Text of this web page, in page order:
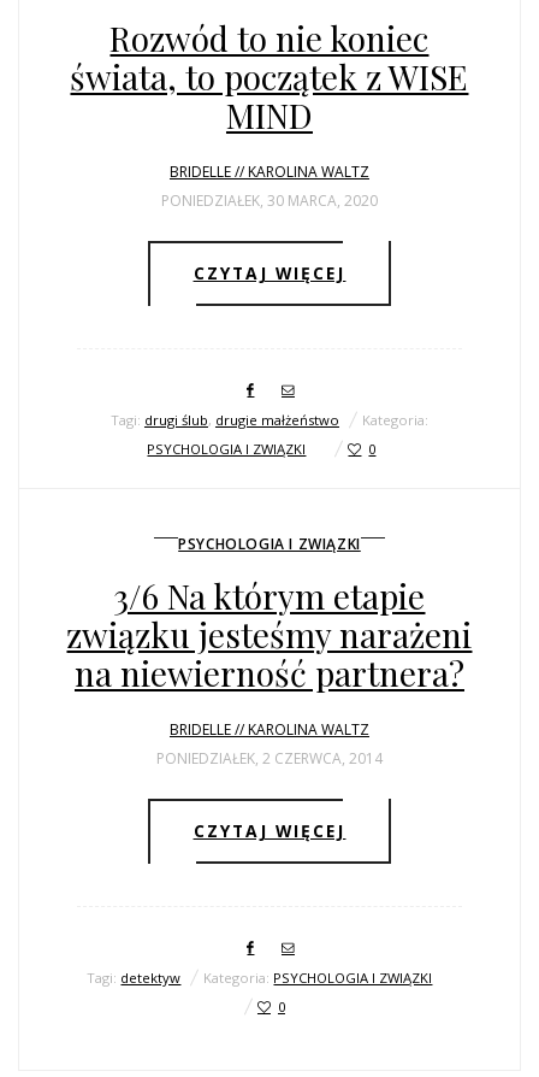
Rozwód to nie koniec
świata, to początek z WISE
MIND
BRIDELLE // KAROLINA WALTZ
PONIEDZIAŁEK, 30 MARCA, 2020
CZYTAJ WIĘCEJ
Tagi: drugi ślub, drugie małżeństwo
Kategoria:
PSYCHOLOGIA I ZWIĄZKI
0
PSYCHOLOGIA I ZWIĄZKI
3/6 Na którym etapie
związku jesteśmy narażeni
na niewierność partnera?
BRIDELLE // KAROLINA WALTZ
PONIEDZIAŁEK, 2 CZERWCA, 2014
CZYTAJ WIĘCEJ
Tagi: detektyw Kategoria: PSYCHOLOGIA I ZWIĄZKI
0